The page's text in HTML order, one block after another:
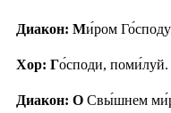
Диакон: Ми́ром
Хор: Го́споди, поми́луй.
Диакон: О Свы́шнем